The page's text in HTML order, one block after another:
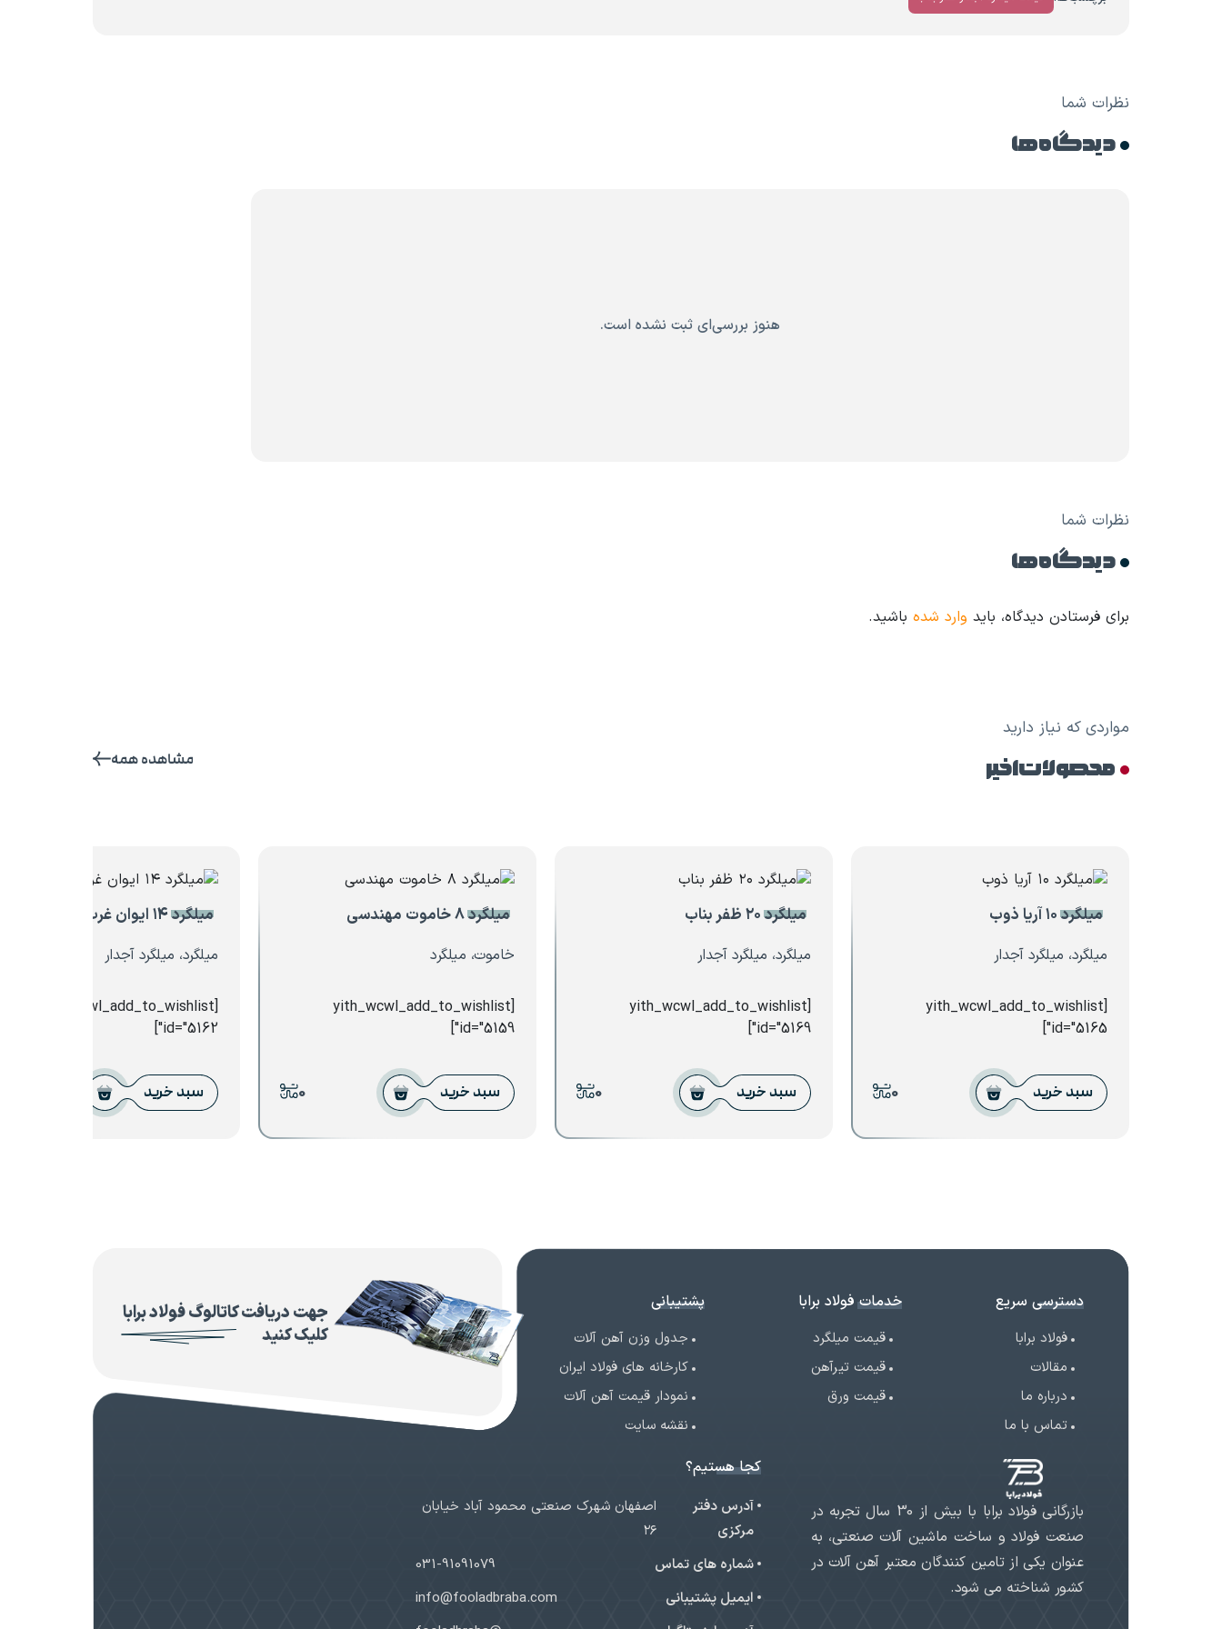
نظرات شما
دیدگاه ها
هنوز بررسی‌ای ثبت نشده است.
نظرات شما
دیدگاه ها
برای فرستادن دیدگاه، باید وارد شده باشید.
مواردی که نیاز دارید
محصولات اخیر مشاهده همه
میلگرد ۱۰ آریا ذوب
میلگرد، میلگرد آجدار
[yith_wcwl_add_to_wishlist
id="5165"]
سبد خرید 0
میلگرد ۲۰ ظفر بناب
میلگرد، میلگرد آجدار
[yith_wcwl_add_to_wishlist
id="5169"]
سبد خرید 0
میلگرد ۸ خاموت مهندسی
خاموت، میلگرد
[yith_wcwl_add_to_wishlist
id="5159"]
سبد خرید 0
میلگرد ۱۴ ایوان غرب
میلگرد، میلگرد آجدار
[yith_wcwl_add_to_wishlist
id="5162"]
سبد خرید
جهت دریافت کاتالوگ فولاد برابا
کلیک کنید
دسترسی سریع
فولاد برابا
مقالات
درباره ما
تماس با ما
خدمات فولاد برابا
قیمت میلگرد
قیمت تیرآهن
قیمت ورق
پشتیبانی
جدول وزن آهن آلات
کارخانه های فولاد ایران
نمودار قیمت آهن آلات
نقشه سایت
بازرگانی فولاد برابا با بیش از 30 سال تجربه در
صنعت فولاد و ساخت ماشین آلات صنعتی، به
عنوان یکی از تامین کنندگان معتبر آهن آلات در
کشور شناخته می شود.
کجا هستیم؟
آدرس دفتر
مرکزی
اصفهان شهرک صنعتی محمود آباد خیابان
۲۶
شماره های تماس
031-91091079
ایمیل پشتیبانی
info@fooladbraba.com